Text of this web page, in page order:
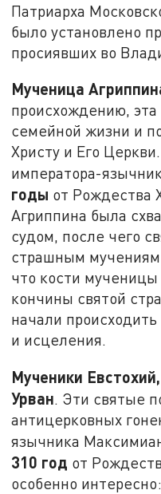
Патриарха
было установлено
просиявших во
Мученица
происхождению, эта
семейной жизни и
Христу и Его
императора-
годы от Рождества
Агриппина была
судом, после чего
страшным
что кости
кончины святой
начали
и исцеления.
Мученики
Урван. Эти святые
антицерковных
язычника
310 год от
особенно